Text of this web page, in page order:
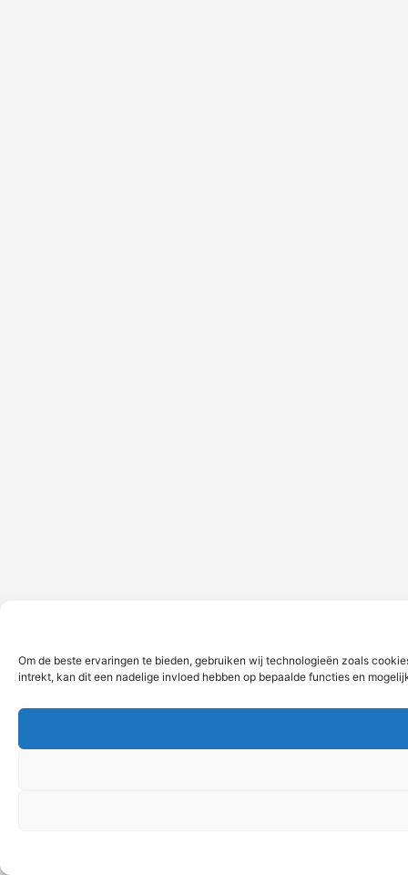
Om de beste ervaringen te bieden, gebruiken wij technologieën zoals
intrekt, kan dit een nadelige invloed hebben op bepaalde functies en